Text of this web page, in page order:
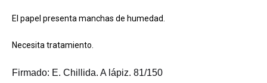
El papel presenta manchas de humedad.
Necesita tratamiento.
Firmado: E. Chillida. A lápiz. 81/150